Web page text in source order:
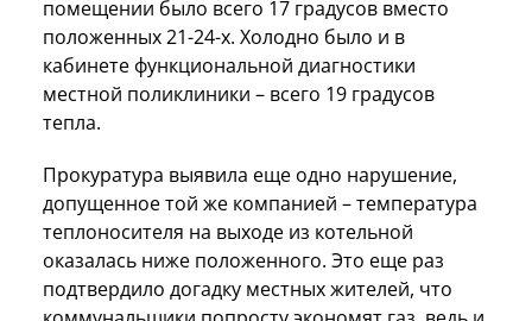
помещении было всего 17 градусов вместо
положенных 21-24-х. Холодно было и в
кабинете функциональной диагностики
местной поликлиники – всего 19 градусов
тепла.
Прокуратура выявила еще одно нарушение,
допущенное той же компанией – температура
теплоносителя на выходе из котельной
оказалась ниже положенного. Это еще раз
подтвердило догадку местных жителей, что